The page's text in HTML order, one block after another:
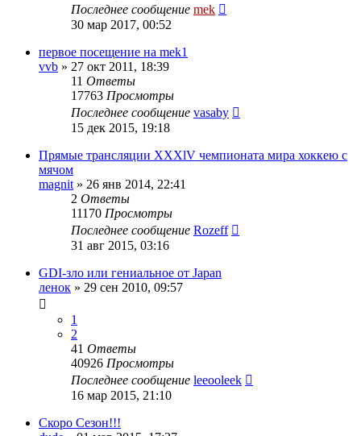
Последнее сообщение mek
30 мар 2017, 00:52
первое посещение на mek1
vvb » 27 окт 2011, 18:39
11 Ответы
17763 Просмотры
Последнее сообщение vasaby
15 дек 2015, 19:18
Прямые трансляции XXXlV чемпионата мира хоккею с
мячом
magnit » 26 янв 2014, 22:41
2 Ответы
11170 Просмотры
Последнее сообщение Rozeff
31 авг 2015, 03:16
GDI-зло или гениальное от Japan
ленок » 29 сен 2010, 09:57
1
2
41 Ответы
40926 Просмотры
Последнее сообщение leeooleek
16 мар 2015, 21:10
Скоро Сезон!!!